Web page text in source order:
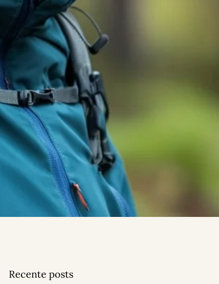
Recente posts